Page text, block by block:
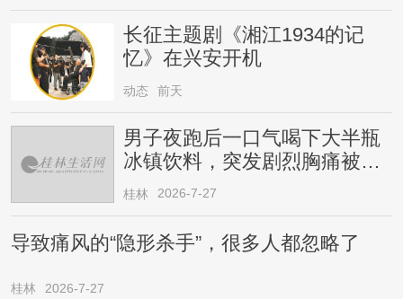
长征主题剧《湘江1934的记
忆》在兴安开机
动态 前天
男子夜跑后一口气喝下大半瓶
冰镇饮料，突发剧烈胸痛被送
医！医生提醒→
桂林 2026-7-27
导致痛风的“隐形杀手”，很多人都忽略了
桂林 2026-7-27